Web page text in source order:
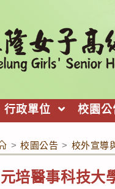
行政單位 校園公
> 校園公告 > 校外宣導
元培醫事科技大